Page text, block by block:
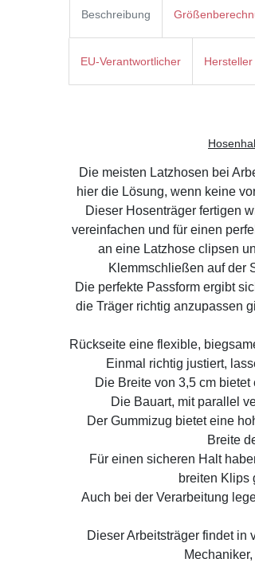
Beschreibung
EU-Verantwortlicher Hersteller
Die meisten Latzhosen bei
hier die Lösung, wenn keine
Dieser Hosenträger fertigen
vereinfachen und für einen
an eine Latzhose clipsen
Klemmschließen auf der
Die perfekte Passform ergibt
die Träger richtig anzupassen
Rückseite eine flexible,
Einmal richtig justiert,
Die Breite von 3,5 cm
Die Bauart, mit parallel
Der Gummizug bietet eine
Breite
Für einen sicheren Halt
breiten Klips
Auch bei der Verarbeitung
Dieser Arbeitsträger findet in